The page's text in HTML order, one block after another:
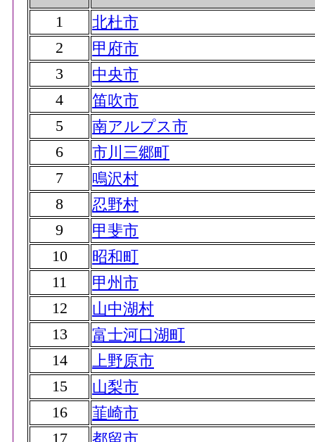
1
北杜市
2
甲府市
3
中央市
4
笛吹市
5
南アルプス市
6
市川三郷町
7
鳴沢村
8
忍野村
9
甲斐市
10
昭和町
11
甲州市
12
山中湖村
13
富士河口湖町
14
上野原市
15
山梨市
16
韮崎市
17